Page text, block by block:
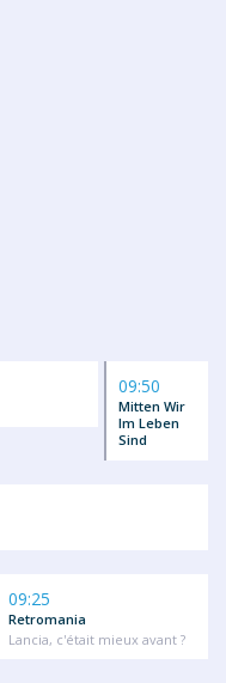
09:50
Mitten Wir
Im Leben
Sind
09:25
Retromania
Lancia, c'était mieux avant ?